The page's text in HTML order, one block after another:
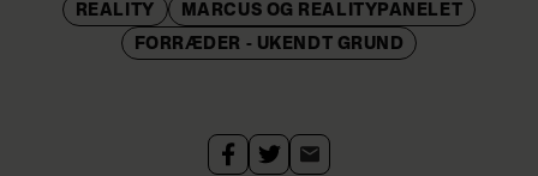
REALITY
MARCUS OG REALITYPANELET
FORRÆDER - UKENDT GRUND